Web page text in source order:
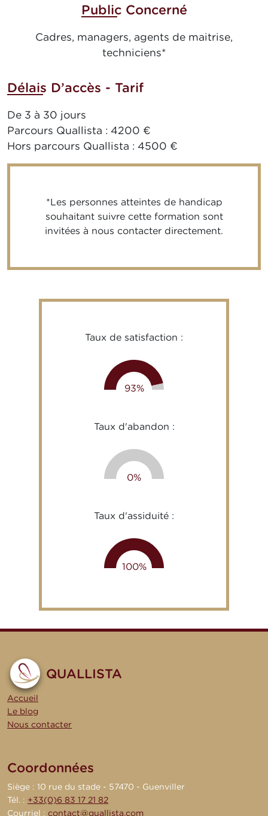
Public Concerné
Cadres, managers, agents de maitrise,
techniciens*
Délais D’accès - Tarif
De 3 à 30 jours
Parcours Quallista : 4200 €
Hors parcours Quallista : 4500 €
*Les personnes atteintes de handicap
souhaitant suivre cette formation sont
invitées à nous contacter directement.
Taux de satisfaction :
93%
Taux d'abandon :
0%
Taux d'assiduité :
100%
QUALLISTA
Accueil
Le blog
Nous contacter
Coordonnées
Siège : 10 rue du stade - 57470 - Guenviller
Tél. : +33(0)6 83 17 21 82
Courriel : contact@quallista.com